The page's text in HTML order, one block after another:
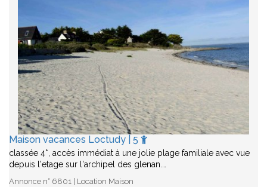
Maison vacances Loctudy | 5
classée 4*, accès immédiat à une jolie plage familiale avec vue
depuis l'etage sur l'archipel des glenan.…
Annonce n° 6801 | Location Maison